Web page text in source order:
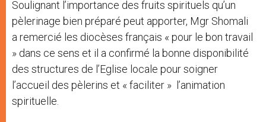
Soulignant l’importance des fruits spirituels qu’un
pèlerinage bien préparé peut apporter, Mgr Shomali
a remercié les diocèses français « pour le bon travail
» dans ce sens et il a confirmé la bonne disponibilité
des structures de l’Eglise locale pour soigner
l’accueil des pèlerins et « faciliter » l’animation
spirituelle.